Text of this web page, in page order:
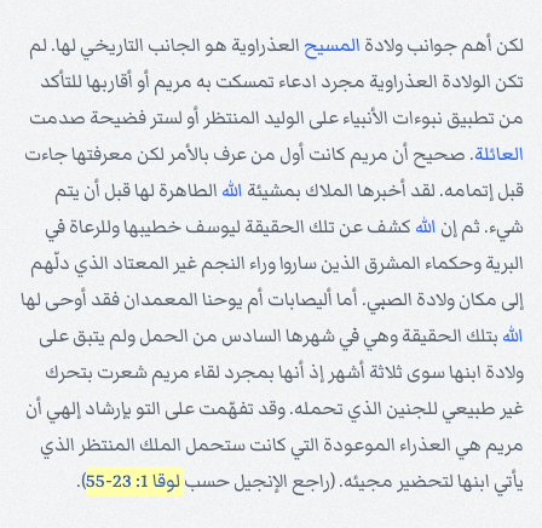
لكن أهم جوانب ولادة المسيح العذراوية هو الجانب التاريخي لها. لم
تكن الولادة العذراوية مجرد ادعاء تمسكت به مريم أو أقاربها للتأكد
من تطبيق نبوءات الأنبياء على الوليد المنتظر أو لستر فضيحة صدمت
العائلة. صحيح أن مريم كانت أول من عرف بالأمر لكن معرفتها جاءت
قبل إتمامه. لقد أخبرها الملاك بمشيئة الله الطاهرة لها قبل أن يتم
شيء. ثم إن الله كشف عن تلك الحقيقة ليوسف خطيبها وللرعاة في
البرية وحكماء المشرق الذين ساروا وراء النجم غير المعتاد الذي دلّهم
إلى مكان ولادة الصبي. أما أليصابات أم يوحنا المعمدان فقد أوحى لها
الله بتلك الحقيقة وهي في شهرها السادس من الحمل ولم يتبق على
ولادة ابنها سوى ثلاثة أشهر إذ أنها بمجرد لقاء مريم شعرت بتحرك
غير طبيعي للجنين الذي تحمله. وقد تفهّمت على التو بإرشاد إلهي أن
مريم هي العذراء الموعودة التي كانت ستحمل الملك المنتظر الذي
يأتي ابنها لتحضير مجيئه. (راجع الإنجيل حسب لوقا 1: 23-55 ).